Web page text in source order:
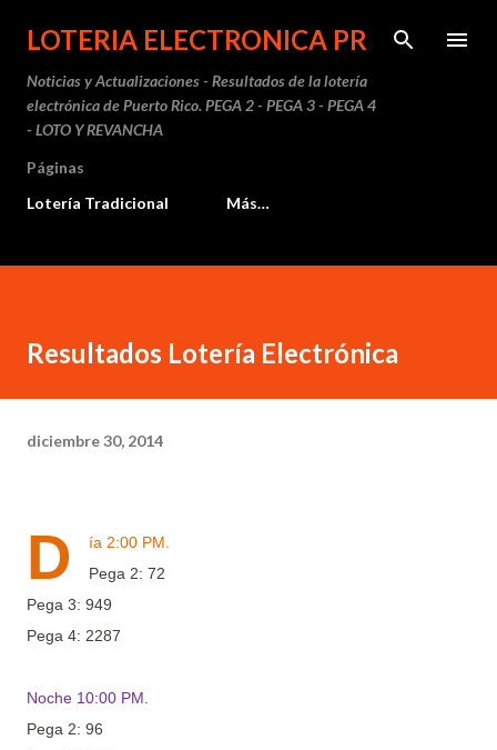
Ir al contenido principal
LOTERIA ELECTRONICA PR
Noticias y Actualizaciones - Resultados de la lotería
electrónica de Puerto Rico. PEGA 2 - PEGA 3 - PEGA 4
- LOTO Y REVANCHA
Páginas
Lotería Tradicional
Más…
Resultados Lotería Electrónica
diciembre 30, 2014
D
ía 2:00 PM.
Pega 2: 72
Pega 3: 949
Pega 4: 2287
Noche 10:00 PM.
Pega 2: 96